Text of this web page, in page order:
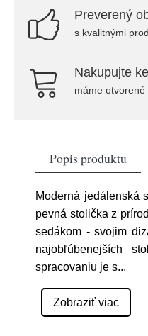
Preverený
s kvalitnými
Nakupujte
máme
Popis produktu
Moderná jedálenská
pevná stolička z
sedákom - svojim
najobľúbenejších
spracovaniu je s...
Zobraziť viac